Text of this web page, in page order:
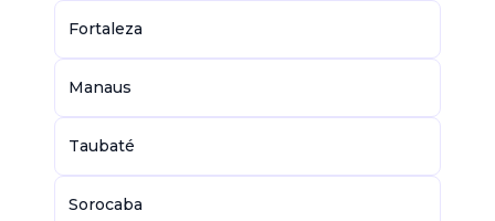
Fortaleza
Manaus
Taubaté
Sorocaba